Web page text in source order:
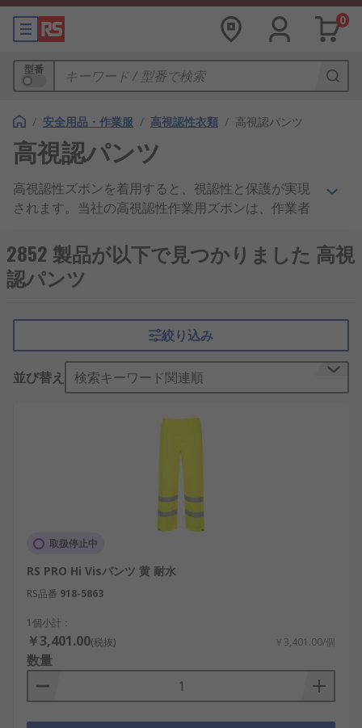
0
型番
/ 安全用品・作業服 / 高視認性衣類 / 高視認パンツ
高視認パンツ
高視認性ズボンを着用すると、視認性と保護が実現
されます。当社の高視認性作業用ズボンは、作業者
るように設計されています。耐久性、 耐摩耗性、
防水性の素材を使用しているため、快適に着用でき
る衣類となっており、完全に洗濯できます。当社で
ト、 その他を備えた、さまざまなデザインの革新的
なズボンを取り揃えています。当社の製品の主要ブ
ランドには、Delta Plus、 Dickies、 Helly
Hansen、 Muzelle Dulac、RS Proなどがありま
高視認性ズボンは、高速道路や交通などの危険性の
高い環境で作業する場合に、着用者が認識されやす
く、何重にも保護するように設計されています。視
認性が高いことに加え、 PUコーティングと密な縫
い目で風雨に強く、湿気を防ぎます。高視認性ズボ
ンは、高視認性作業服向けのEN471規格にほぼ準拠
した高い水準で製造されています。
h3考慮すべき選択肢/h3ulli男性用と男女共用/liliメ
ートル系及び インチ系のサイズ/liliイエロー又はオ
レンジの高視認性基本色/li/ulh3用途/h3ulli産業用
途、 建設現場、 倉庫/li/ulh3RSの高視認性ズボンを
お勧めする理由/h3
2852 製品が以下で見つかりました 高視
認パンツ
絞り込み
並び替え 検索キーワード関連順
取扱停止中
RS PRO Hi Visパンツ 黄 耐水
RS品番 918-5863
1個小計：
￥3,401.00(税抜) ￥3,401.00/個
数量